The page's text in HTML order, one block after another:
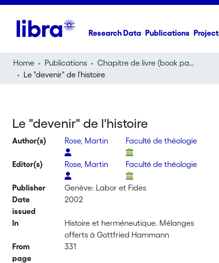
Research Data Publications
Home Publications
Chapitre de livre (book part)
Le "devenir" de l'histoire
Le "devenir" de l'histoire
Author(s) Rose, Martin Faculté de théologie
Editor(s) Rose, Martin Faculté de théologie
Publisher
Genève: Labor et Fides
Date
issued
2002
In
Histoire et herméneutique. Mélanges
offerts à Gottfried Hammann
From
page
331